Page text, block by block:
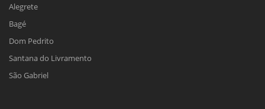
Alegrete
Bagé
Dom Pedrito
Santana do Livramento
São Gabriel